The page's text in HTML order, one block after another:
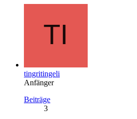
tingritingeli
Anfänger
Beiträge
3